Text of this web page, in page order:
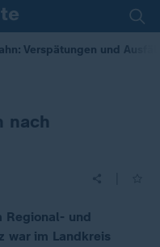
Verspätungen und
nach
Regional- und
war im Landkreis